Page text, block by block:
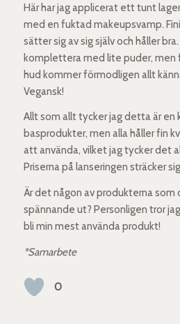
Här har jag applicerat ett tunt
med en fuktad makeupsvamp.
sätter sig av sig själv och håller
komplettera med lite puder, men
hud kommer förmodligen allt
Vegansk!
Allt som allt tycker jag detta är en
basprodukter, men alla håller fin
att använda, vilket jag tycker det
Priserna på lanseringen sträcker
Är det någon av produkterna som
spännande ut? Personligen tror
bli min mest använda produkt!
*Samarbete
0